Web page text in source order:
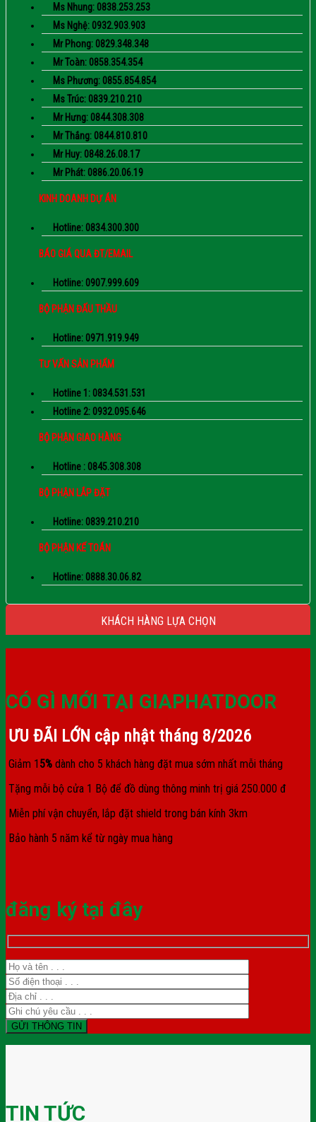
Ms Nhung: 0838.253.253
Ms Nghệ: 0932.903.903
Mr Phong: 0829.348.348
Mr Toàn: 0858.354.354
Ms Phương: 0855.854.854
Ms Trúc: 0839.210.210
Mr Hưng: 0844.308.308
Mr Thắng: 0844.810.810
Mr Huy: 0848.26.08.17
Mr Phát: 0886.20.06.19
KINH DOANH DỰ ÁN
Hotline: 0834.300.300
BÁO GIÁ QUA ĐT/EMAIL
Hotline: 0907.999.609
BỘ PHẬN ĐẤU THẦU
Hotline: 0971.919.949
TƯ VẤN SẢN PHẨM
Hotline 1: 0834.531.531
Hotline 2: 0932.095.646
BỘ PHẬN GIAO HÀNG
Hotline : 0845.308.308
BỘ PHẬN LẮP ĐẶT
Hotline: 0839.210.210
BỘ PHẬN KẾ TOÁN
Hotline: 0888.30.06.82
KHÁCH HÀNG LỰA CHỌN
CÓ GÌ MỚI TẠI GIAPHATDOOR
ƯU ĐÃI LỚN cập nhật tháng 8/2026
Giảm 1 5% dành cho 5 khách hàng đặt mua sớm nhất mỗi tháng
Tặng mỗi bộ cửa 1 Bộ để đồ dùng thông minh trị giá 250.000 đ
Miễn phí vận chuyển, lắp đặt shield trong bán kính 3km
Bảo hành 5 năm kể từ ngày mua hàng
đăng ký tại đây
TIN TỨC